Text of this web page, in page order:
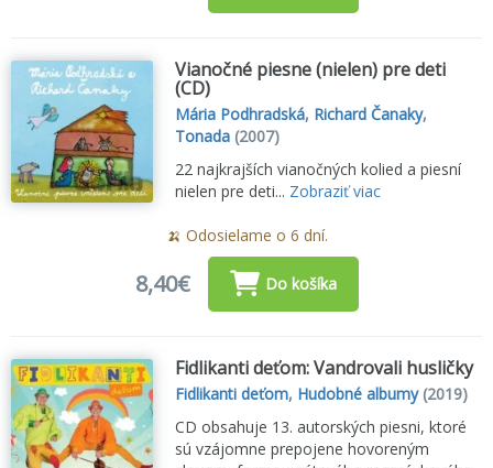
Vianočné piesne (nielen) pre deti
(CD)
Mária Podhradská, Richard Čanaky,
Tonada (2007)
22 najkrajších vianočných kolied a piesní
nielen pre deti... Zobraziť viac
🍌 Odosielame o 6 dní.
8,40€ Do košíka
Fidlikanti deťom: Vandrovali husličky
Fidlikanti deťom, Hudobné albumy(2019)
CD obsahuje 13. autorských piesni, ktoré
sú vzájomne prepojene hovoreným